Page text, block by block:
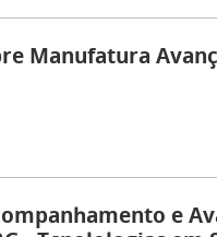
Manufatura
e